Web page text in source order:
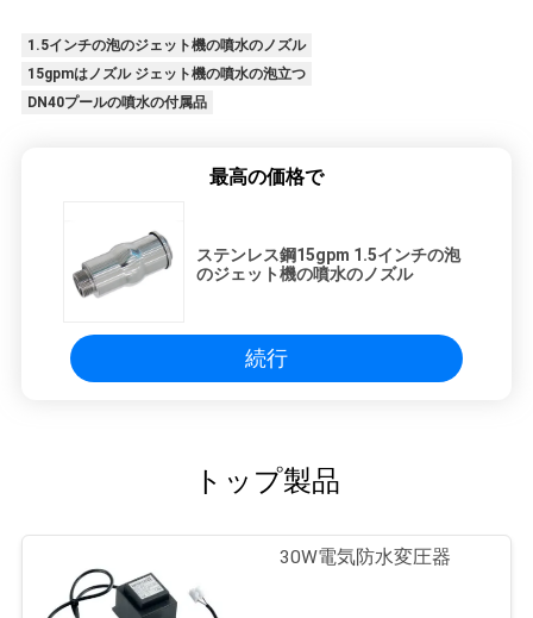
1.5インチの泡のジェット機の噴水のノズル
15gpmはノズル ジェット機の噴水の泡立つ
DN40プールの噴水の付属品
最高の価格で
ステンレス鋼15gpm 1.5インチの泡
のジェット機の噴水のノズル
続行
トップ製品
30W電気防水変圧器